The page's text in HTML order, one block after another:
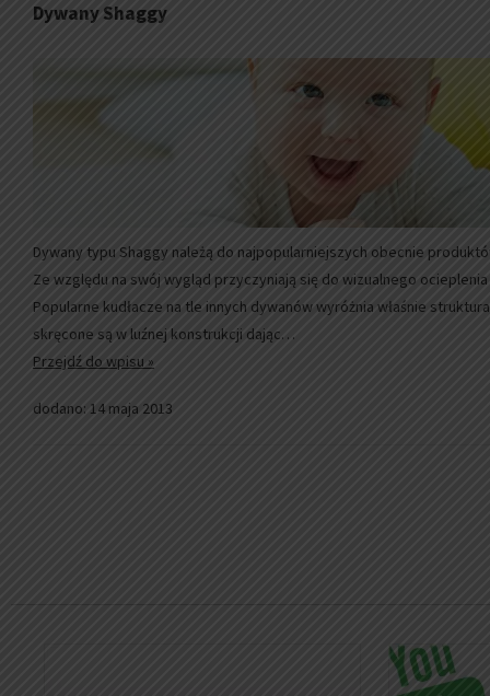
Dywany Shaggy
Dywany typu Shaggy należą do najpopularniejszych obecnie
Ze względu na swój wygląd przyczyniają się do wizualnego
Popularne kudłacze na tle innych dywanów wyróżnia właśnie
skręcone są w luźnej konstrukcji dając…
Przejdź do wpisu »
dodano: 14 maja 2013